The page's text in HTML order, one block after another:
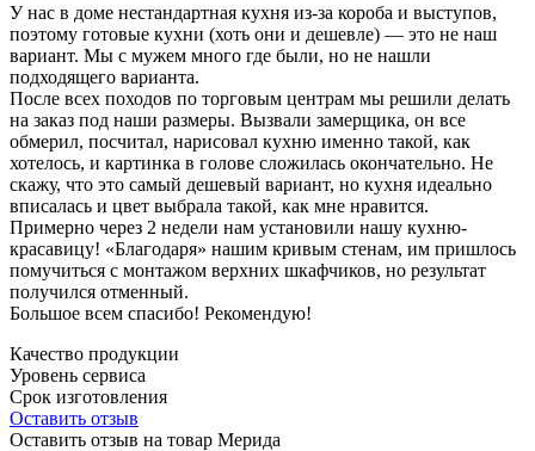
У нас в доме нестандартная кухня из-за короба и выступов,
поэтому готовые кухни (хоть они и дешевле) — это не наш
вариант. Мы с мужем много где были, но не нашли
подходящего варианта.
После всех походов по торговым центрам мы решили делать
на заказ под наши размеры. Вызвали замерщика, он все
обмерил, посчитал, нарисовал кухню именно такой, как
хотелось, и картинка в голове сложилась окончательно. Не
скажу, что это самый дешевый вариант, но кухня идеально
вписалась и цвет выбрала такой, как мне нравится.
Примерно через 2 недели нам установили нашу кухню-
красавицу! «Благодаря» нашим кривым стенам, им пришлось
помучиться с монтажом верхних шкафчиков, но результат
получился отменный.
Большое всем спасибо! Рекомендую!
Качество продукции
Уровень сервиса
Срок изготовления
Оставить отзыв
Оставить отзыв на товар Мерида